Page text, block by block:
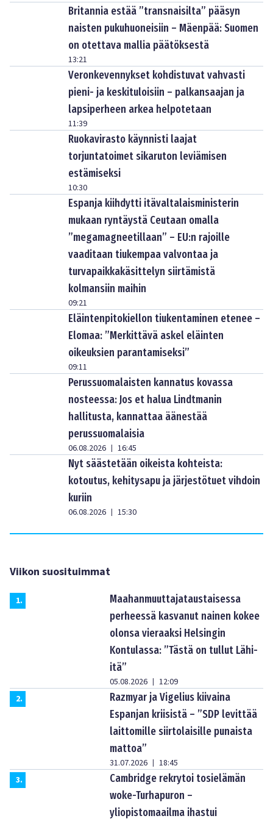
Britannia estää ”transnaisilta” pääsyn
naisten pukuhuoneisiin – Mäenpää: Suomen
on otettava mallia päätöksestä
13:21
Veronkevennykset kohdistuvat vahvasti
pieni- ja keskituloisiin – palkansaajan ja
lapsiperheen arkea helpotetaan
11:39
Ruokavirasto käynnisti laajat
torjuntatoimet sikaruton leviämisen
estämiseksi
10:30
Espanja kiihdytti itävaltalaisministerin
mukaan ryntäystä Ceutaan omalla
”megamagneetillaan” – EU:n rajoille
vaaditaan tiukempaa valvontaa ja
turvapaikkakäsittelyn siirtämistä
kolmansiin maihin
09:21
Eläintenpitokiellon tiukentaminen etenee –
Elomaa: ”Merkittävä askel eläinten
oikeuksien parantamiseksi”
09:11
Perussuomalaisten kannatus kovassa
nosteessa: Jos et halua Lindtmanin
hallitusta, kannattaa äänestää
perussuomalaisia
06.08.2026 | 16:45
Nyt säästetään oikeista kohteista:
kotoutus, kehitysapu ja järjestötuet vihdoin
kuriin
06.08.2026 | 15:30
Viikon suosituimmat
1.
Maahanmuuttajataustaisessa
perheessä kasvanut nainen kokee
olonsa vieraaksi Helsingin
Kontulassa: ”Tästä on tullut Lähi-
itä”
05.08.2026 | 12:09
2.
Razmyar ja Vigelius kiivaina
Espanjan kriisistä – ”SDP levittää
laittomille siirtolaisille punaista
mattoa”
31.07.2026 | 18:45
3.
Cambridge rekrytoi tosielämän
woke-Turhapuron –
yliopistomaailma ihastui